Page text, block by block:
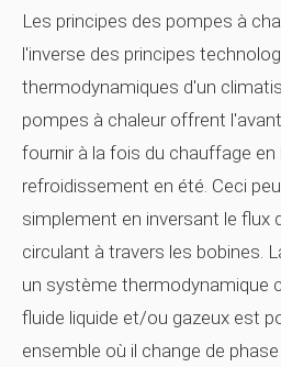
Les principes des pompes à
l'inverse des principes
thermodynamiques d'un
pompes à chaleur offrent
fournir à la fois du chauffage en
refroidissement en été. Ceci
simplement en inversant le flux
circulant à travers les bobines.
un système thermodynamique
fluide liquide et/ou gazeux est
ensemble où il change de